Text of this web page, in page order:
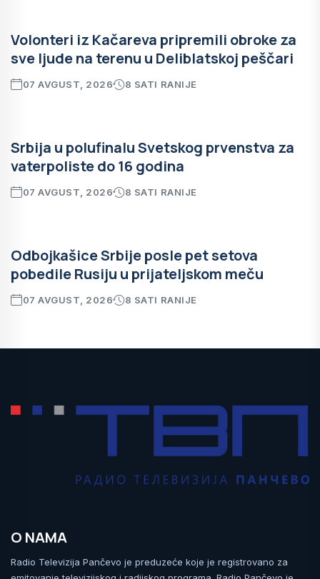
Volonteri iz Kačareva pripremili obroke za
sve ljude na terenu u Deliblatskoj peščari
07 AVGUST, 2026 8 SATI RANIJE
Srbija u polufinalu Svetskog prvenstva za
vaterpoliste do 16 godina
07 AVGUST, 2026 8 SATI RANIJE
Odbojkašice Srbije posle pet setova
pobedile Rusiju u prijateljskom meču
07 AVGUST, 2026 8 SATI RANIJE
O NAMA
Radio Televizija Pančevo je preduzeće koje je registrovano za